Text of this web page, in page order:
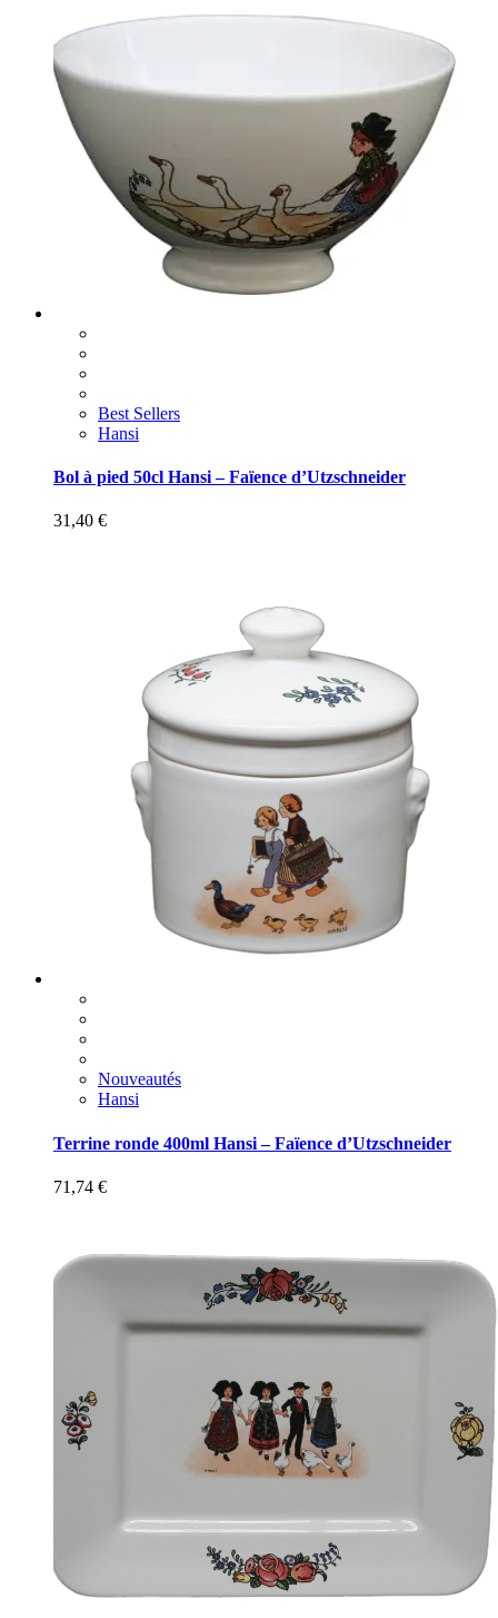
Best Sellers
Hansi
Bol à pied 50cl Hansi – Faïence d’Utzschneider
31,40 €
Nouveautés
Hansi
Terrine ronde 400ml Hansi – Faïence d’Utzschneider
71,74 €